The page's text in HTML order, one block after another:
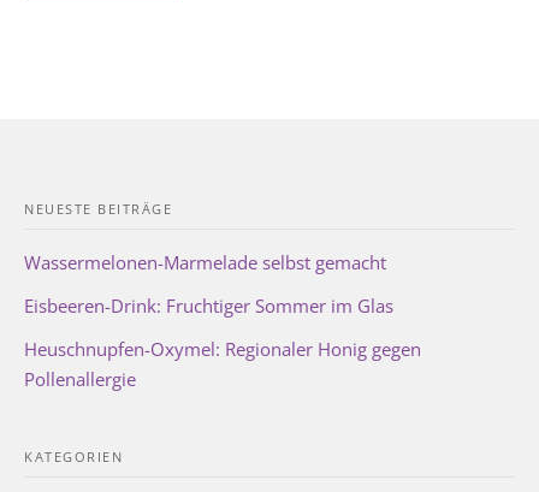
NEUESTE BEITRÄGE
Wassermelonen-Marmelade selbst gemacht
Eisbeeren-Drink: Fruchtiger Sommer im Glas
Heuschnupfen-Oxymel: Regionaler Honig gegen
Pollenallergie
KATEGORIEN